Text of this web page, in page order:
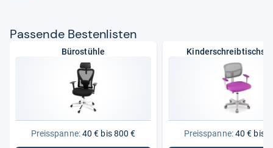
Pas­sende Bes­ten­lis­ten
Bürostühle
Preisspanne:40 € bis 800 € Preisspanne:40 € bis